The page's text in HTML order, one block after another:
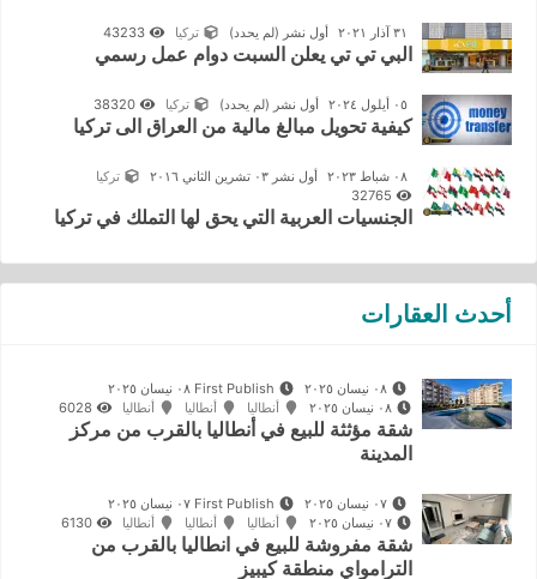
٣١ آذار ٢٠٢١ أول نشر (لم يحدد) تركيا
البي تي تي يعلن السبت دوام عمل رسمي
٠٥ أيلول ٢٠٢٤ أول نشر (لم يحدد) تركيا
كيفية تحويل مبالغ مالية من العراق الى تركيا
٠٨ شباط ٢٠٢٣ أول نشر ٠٣ تشرين الثاني ٢٠١٦
تركيا
الجنسيات العربية التي يحق لها التملك في تركيا
أحدث العقارات
أنطاليا أنطاليا أنطاليا
شقة مؤثثة للبيع في أنطاليا بالقرب من مركز
المدينة
أنطاليا أنطاليا أنطاليا
شقة مفروشة للبيع في انطاليا بالقرب من
الترامواي منطقة كيبيز